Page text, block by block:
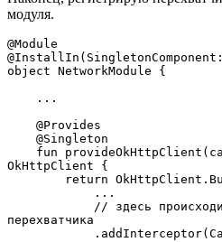
модуля.
@Module
object NetworkModule {
    ...
    @Provides
    @Singleton
OkHttpClient {
return
            ...
перехватчика